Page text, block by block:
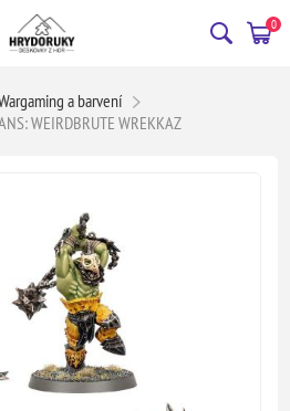
0
a barvení
WEIRDBRUTE WREKKAZ